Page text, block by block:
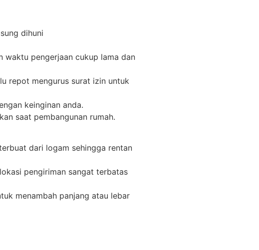
dihuni
waktu pengerjaan cukup lama dan
repot mengurus surat izin untuk
keinginan anda.
saat pembangunan rumah.
dari logam sehingga rentan
pengiriman sangat terbatas
menambah panjang atau lebar